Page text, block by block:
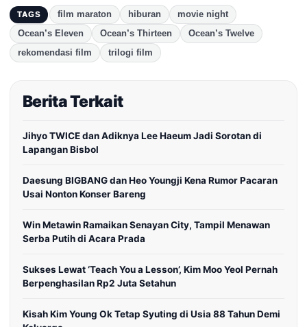
TAGS film maraton hiburan
movie night
Ocean’s Eleven
Ocean’s Thirteen
Ocean’s Twelve
rekomendasi film
trilogi film
Berita Terkait
Jihyo TWICE dan Adiknya Lee Haeum Jadi Sorotan di
Lapangan Bisbol
Daesung BIGBANG dan Heo Youngji Kena Rumor Pacaran
Usai Nonton Konser Bareng
Win Metawin Ramaikan Senayan City, Tampil Menawan
Serba Putih di Acara Prada
Sukses Lewat ‘Teach You a Lesson’, Kim Moo Yeol Pernah
Berpenghasilan Rp2 Juta Setahun
Kisah Kim Young Ok Tetap Syuting di Usia 88 Tahun Demi